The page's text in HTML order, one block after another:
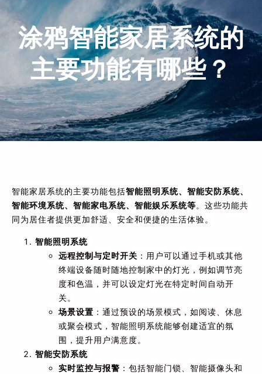
涂鸦智能家居系统的
主要功能有哪些？
智能家居系统的主要功能包括智能照明系统、智能安防系统、
智能环境系统、智能家电系统、智能娱乐系统等。这些功能共
同为居住者提供更加舒适、安全和便捷的生活体验。
智能照明系统
远程控制与定时开关 ：用户可以通过手机或其他
终端设备随时随地控制家中的灯光，例如调节亮
度和色温，并可以设定灯光在特定时间自动开
关。
场景设置 ：通过预设的场景模式，如阅读、休息
或聚会模式，智能照明系统能够创建适宜的氛
围，提升用户满意度。
智能安防系统
实时监控与报警 ：包括智能门锁、智能摄像头和